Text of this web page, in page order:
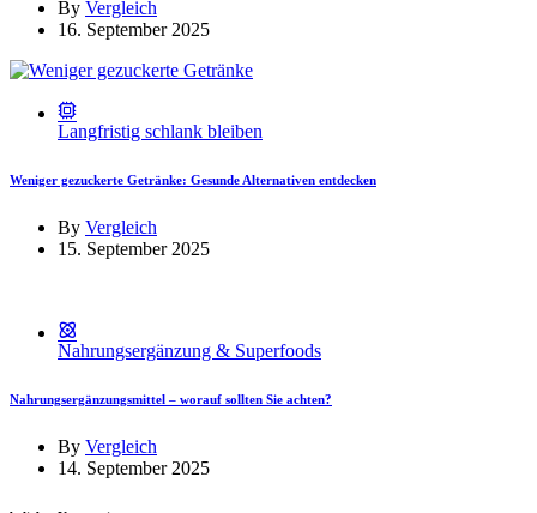
By Vergleich
16. September 2025
Langfristig schlank bleiben
Weniger gezuckerte Getränke: Gesunde Alternativen entdecken
By Vergleich
15. September 2025
Nahrungsergänzung & Superfoods
Nahrungsergänzungsmittel – worauf sollten Sie achten?
By Vergleich
14. September 2025